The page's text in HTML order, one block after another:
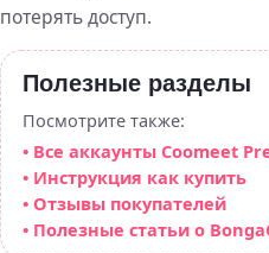
потерять доступ.
Полезные разделы
Посмотрите также:
• Все аккаунты Coomeet
• Инструкция как купить
• Отзывы покупателей
• Полезные статьи о